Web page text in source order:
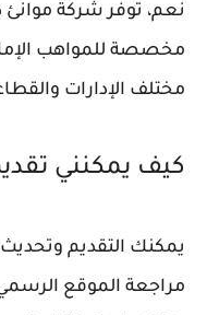
نعم، توفر شركة موانئ
مخصصة للمواهب
مختلف الإدارات
كيف يمكنني
يمكنك التقديم
مراجعة الموقع